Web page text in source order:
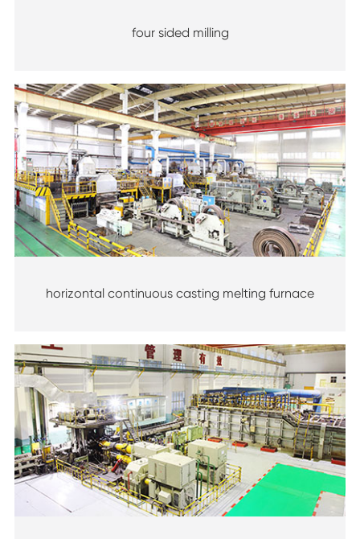
four sided milling
horizontal continuous casting melting furnace